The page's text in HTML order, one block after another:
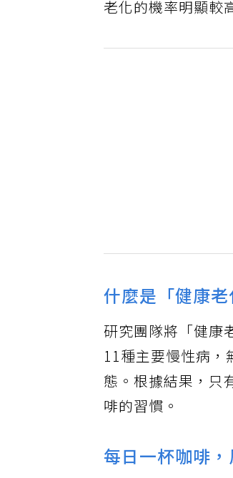
老化的機率明顯較
什麼是「健康老
研究團隊將「健康
11種主要慢性病，
態。根據結果，只
啡的習慣。
每日一杯咖啡